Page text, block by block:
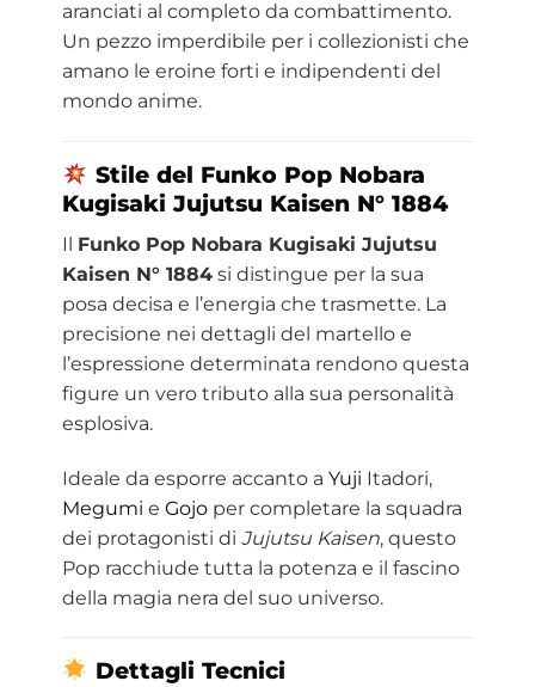
aranciati al completo da combattimento.
Un pezzo imperdibile per i collezionisti che
amano le eroine forti e indipendenti del
mondo anime.
Stile del Funko Pop Nobara
KugisakiJujutsu KaisenN° 1884
Il Funko Pop Nobara Kugisaki Jujutsu
Kaisen N° 1884si distingue per la sua
posa decisa e l’energia che trasmette. La
precisione nei dettagli del martello e
l’espressione determinata rendono questa
figure un vero tributo alla sua personalità
esplosiva.
Ideale da esporre accanto a Yuji Itadori,
Megumi e Gojoper completare la squadra
dei protagonisti di Jujutsu Kaisen, questo
Pop racchiude tutta la potenza e il fascino
della magia nera del suo universo.
Dettagli Tecnici